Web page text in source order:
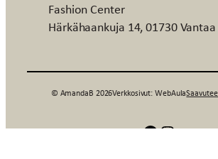
Fashion Center
Härkähaankuja 14, 01730 Vantaa
© AmandaB 2026Verkkosivut: WebAula
Facebook